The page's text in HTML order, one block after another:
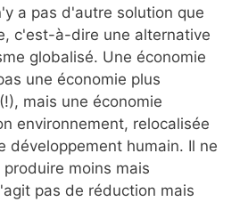
a pas d'autre solution que
c'est-à-dire une alternative
globalisé. Une économie
une économie plus
mais une économie
environnement, relocalisée
développement humain. Il ne
moins mais
pas de réduction mais